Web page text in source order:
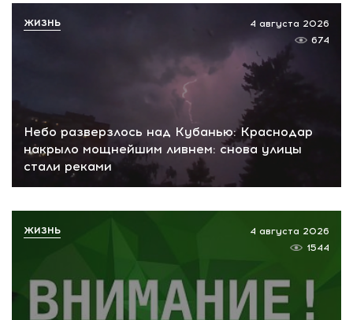
Небо разверзлось над Кубанью: Краснодар
накрыло мощнейшим ливнем: снова улицы
стали реками
4 августа 2026
674
ЖИЗНЬ
4 августа 2026
1544
ЖИЗНЬ